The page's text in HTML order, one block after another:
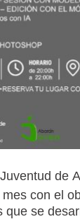
de
con el
que se